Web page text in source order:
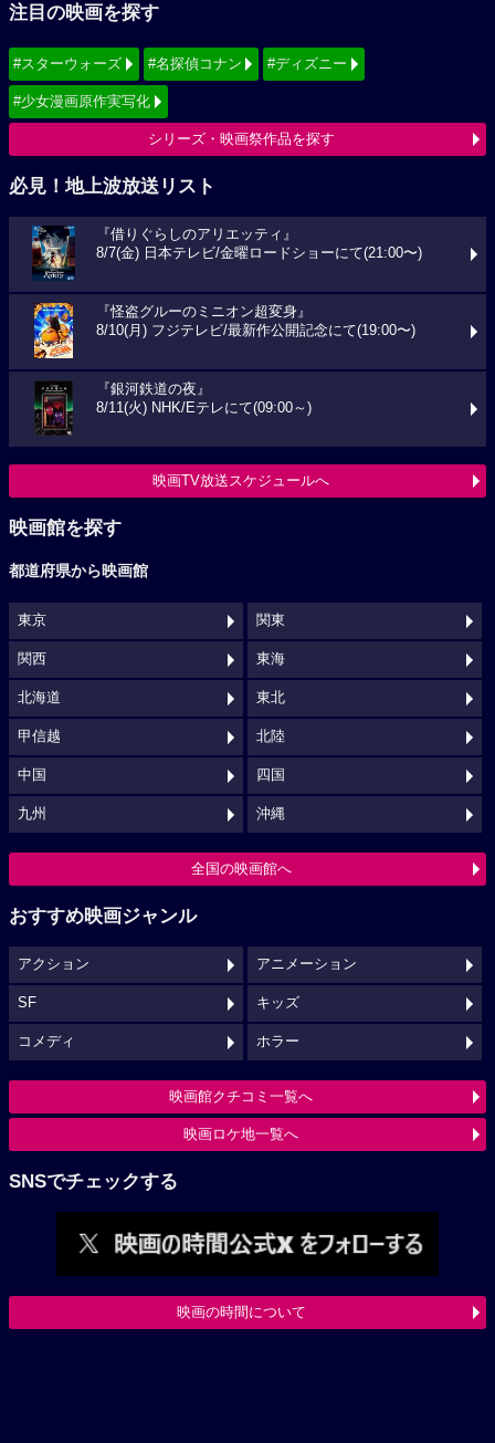
注目の映画を探す
#スターウォーズ #名探偵コナン #ディズニー
#少女漫画原作実写化
シリーズ・映画祭作品を探す
必見！地上波放送リスト
『借りぐらしのアリエッティ』
8/7(金) 日本テレビ/金曜ロードショーにて(21:00〜)
『怪盗グルーのミニオン超変身』
8/10(月) フジテレビ/最新作公開記念にて(19:00〜)
『銀河鉄道の夜』
8/11(火) NHK/Eテレにて(09:00～)
映画TV放送スケジュールへ
映画館を探す
都道府県から映画館
東京 関東
関西 東海
北海道 東北
甲信越 北陸
中国 四国
九州 沖縄
全国の映画館へ
おすすめ映画ジャンル
アクション アニメーション
SF キッズ
コメディ ホラー
映画館クチコミ一覧へ
映画ロケ地一覧へ
SNSでチェックする
映画の時間について